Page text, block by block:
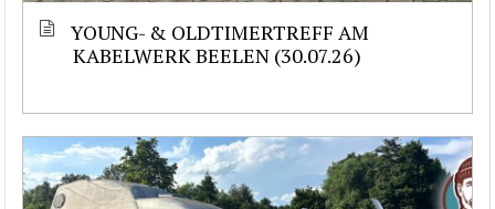
YOUNG- & OLDTIMERTREFF AM
KABELWERK BEELEN (30.07.26)